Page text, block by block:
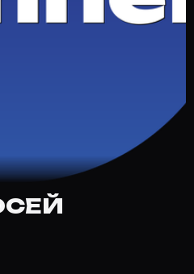
о Давид Посей
Planner: https://movie-
и роли на
Давид Посей?
movie-planner.ru/s/